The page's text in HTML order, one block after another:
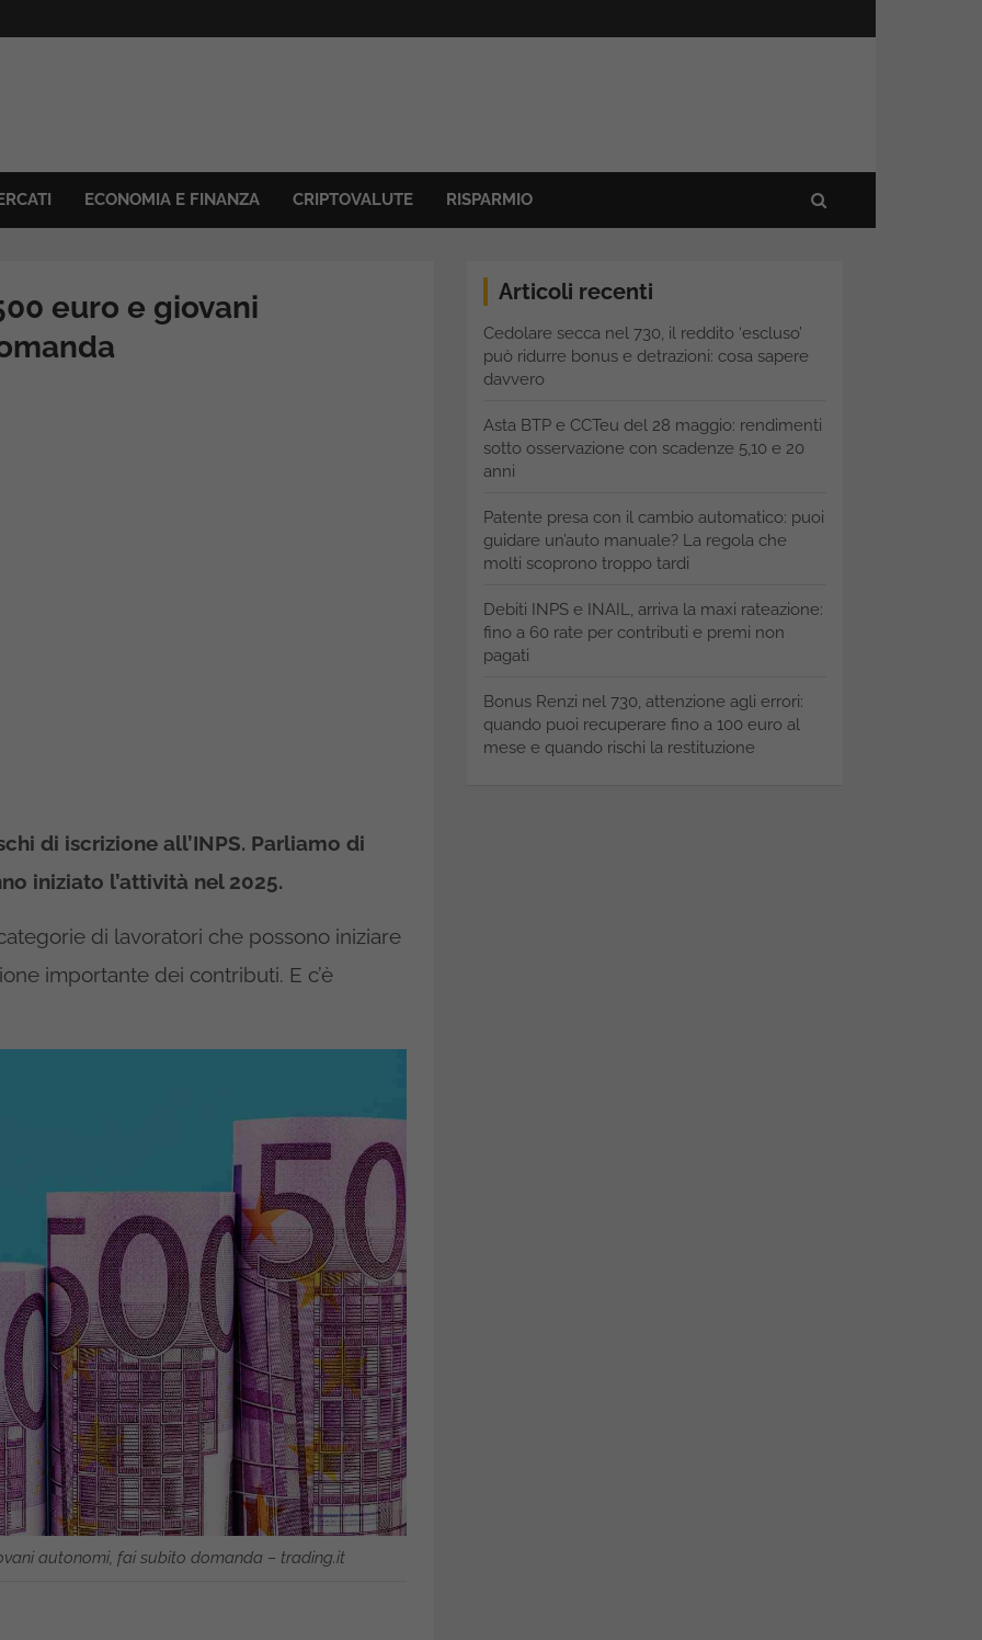
ECONOMIA E FINANZA CRIPTOVALUTE RISPARMIO
euro e giovani
di iscrizione all’INPS. Parliamo di
iniziato l’attività nel 2025.
di lavoratori che possono iniziare
importante dei contributi. E c’è
autonomi, fai subito domanda – trading.it
Articoli recenti
Cedolare secca nel 730, il reddito ‘escluso’
può ridurre bonus e detrazioni: cosa sapere
davvero
Asta BTP e CCTeu del 28 maggio: rendimenti
sotto osservazione con scadenze 5,10 e 20
anni
Patente presa con il cambio automatico: puoi
guidare un’auto manuale? La regola che
molti scoprono troppo tardi
Debiti INPS e INAIL, arriva la maxi rateazione:
fino a 60 rate per contributi e premi non
pagati
Bonus Renzi nel 730, attenzione agli errori:
quando puoi recuperare fino a 100 euro al
mese e quando rischi la restituzione